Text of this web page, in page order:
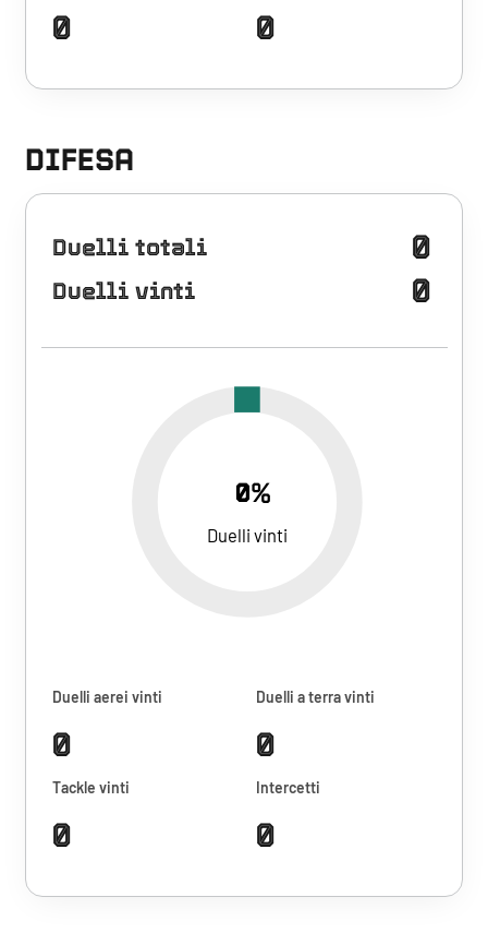
0 0
DIFESA
Duelli totali 0
Duelli vinti 0
0%
Duelli vinti
Duelli aerei vinti
0
Duelli a terra vinti
0
Tackle vinti
0
Intercetti
0